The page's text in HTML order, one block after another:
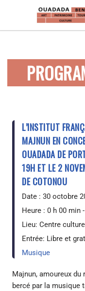
L’INSTITUT
MAJNUN EN
OUADADA DE
19H ET LE 2
DE COTONOU
Date : 30 octobre
Heure : 0 h 00 min
Lieu: Centre
Entrée: Libre et
Musique
Majnun, amoureux du
bercé par la musique